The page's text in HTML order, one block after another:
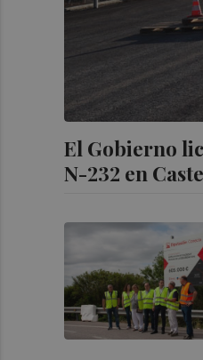
El Gobierno
N-232 en